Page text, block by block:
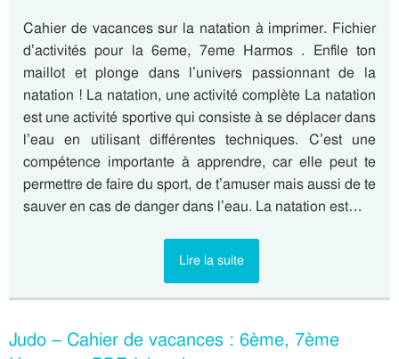
Cahier de vacances sur la natation à imprimer. Fichier
d’activités pour la 6eme, 7eme Harmos . Enfile ton
maillot et plonge dans l’univers passionnant de la
natation ! La natation, une activité complète La natation
est une activité sportive qui consiste à se déplacer dans
l’eau en utilisant différentes techniques. C’est une
compétence importante à apprendre, car elle peut te
permettre de faire du sport, de t’amuser mais aussi de te
sauver en cas de danger dans l’eau. La natation est…
Lire la suite
Judo – Cahier de vacances : 6ème, 7ème